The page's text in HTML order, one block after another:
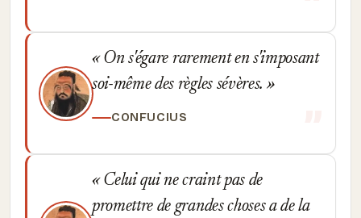
On s'égare rarement en s'imposant
soi-même des règles sévères.
CONFUCIUS
Celui qui ne craint pas de
promettre de grandes choses a de la